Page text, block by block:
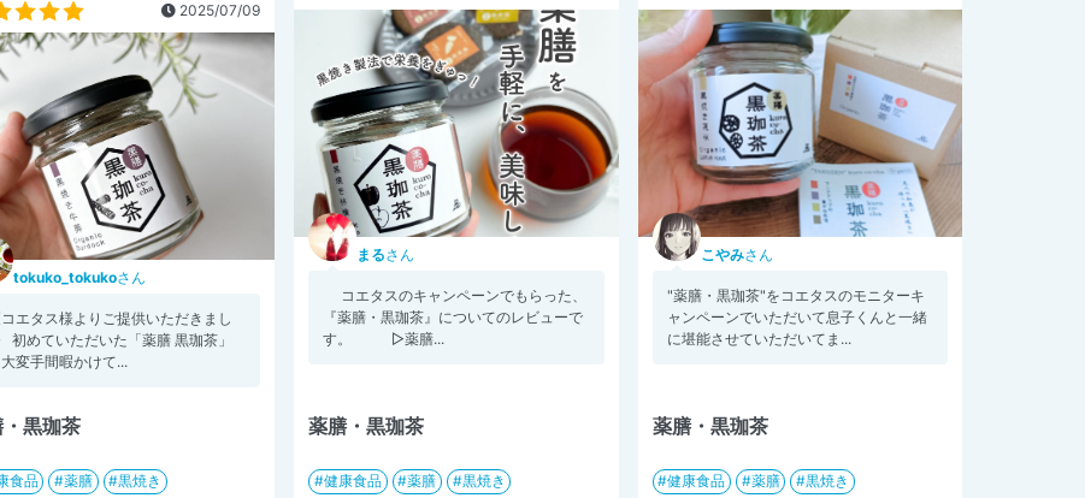
2025/07/09
tokuko_tokukoさん
エタス様よりご提供いただきまし
初めていただいた「薬膳 黒珈茶」
変手間暇かけて...
黒珈茶
食品 薬膳
黒焼き
まるさん
コエタスのキャンペーンでもらった、
『薬膳・黒珈茶』についてのレビューで
す。 ▷薬膳...
薬膳・黒珈茶
健康食品 薬膳
黒焼き
こやみさん
"薬膳・黒珈茶"をコエタスのモニターキ
ャンペーンでいただいて息子くんと一緒
に堪能させていただいてま...
薬膳・黒珈茶
健康食品 薬膳
黒焼き